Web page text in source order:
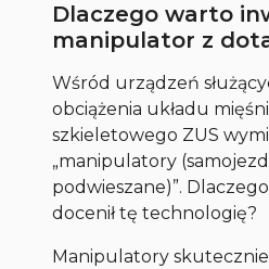
Dlaczego warto
manipulator z
Wśród urządzeń
obciążenia układu
szkieletowego ZUS
„manipulatory
podwieszane)”.
docenił tę technologię?
Manipulatory skutecznie